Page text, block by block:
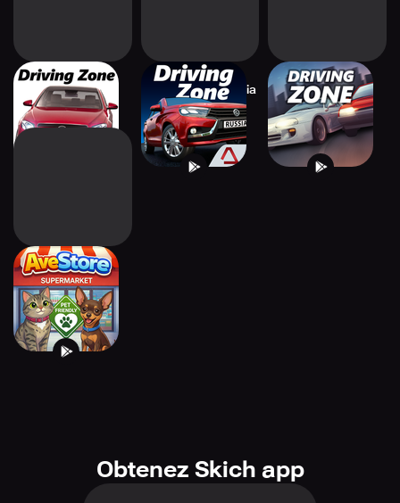
Driving Zone:
Germany
Driving Zone: Russia Driving Zone
AveStore
Supermarket
Simulator
Obtenez Skich app